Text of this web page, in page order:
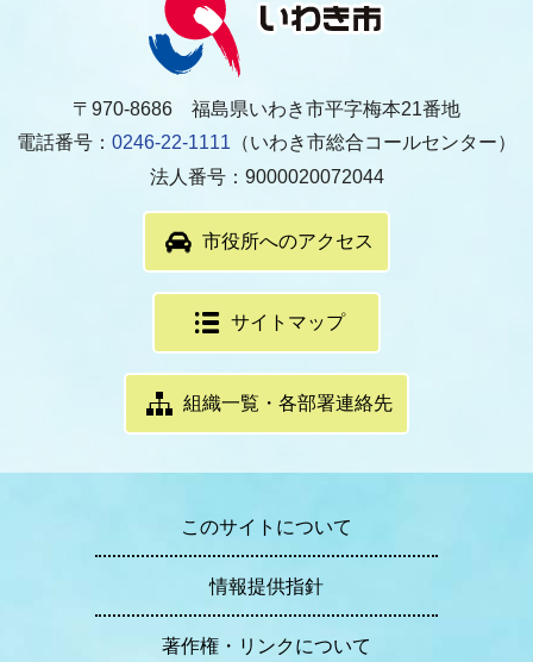
〒970-8686 福島県いわき市平字梅本21番地
電話番号： 0246-22-1111 （いわき市総合コールセンター）
法人番号：9000020072044
市役所へのアクセス
サイトマップ
組織一覧・各部署連絡先
このサイトについて
情報提供指針
著作権・リンクについて